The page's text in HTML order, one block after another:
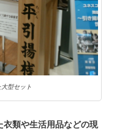
型セット
衣類や生活用品などの現